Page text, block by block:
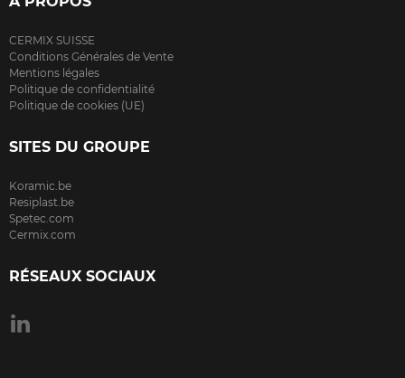
CERMIX SUISSE
Conditions Générales de Vente
Mentions légales
Politique de confidentialité
Politique de cookies (UE)
SITES DU GROUPE
Koramic.be
Resiplast.be
Spetec.com
Cermix.com
RÉSEAUX SOCIAUX